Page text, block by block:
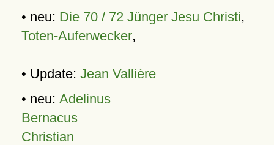
• neu: Die 70 / 72 Jünger Jesu Christi,
Toten-Auferwecker,
• Update: Jean Vallière
• neu: Adelinus
Bernacus
Christian